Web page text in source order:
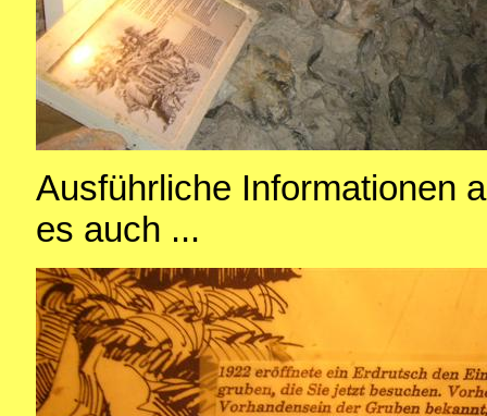
Ausführliche Informationen
es auch ...